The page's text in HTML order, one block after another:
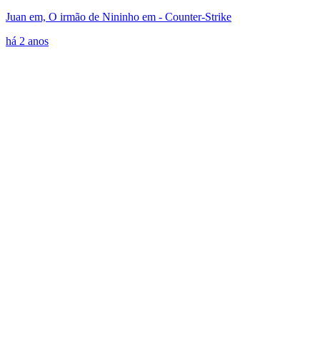
Juan em, O irmão de Nininho em - Counter-Strike
há 2 anos